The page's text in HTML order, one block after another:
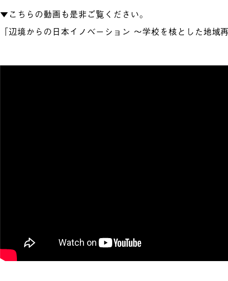
▼こちらの動画も是非ご覧ください。
「辺境からの日本イノベーション ～学校を核とした地域